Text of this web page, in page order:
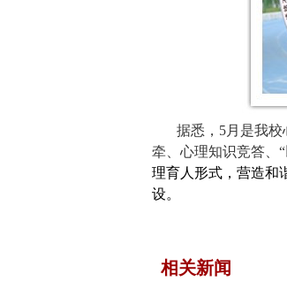
据悉， 5月是我
牵、心理知识竞答、
理育人形式，营造和
设。
相关新闻